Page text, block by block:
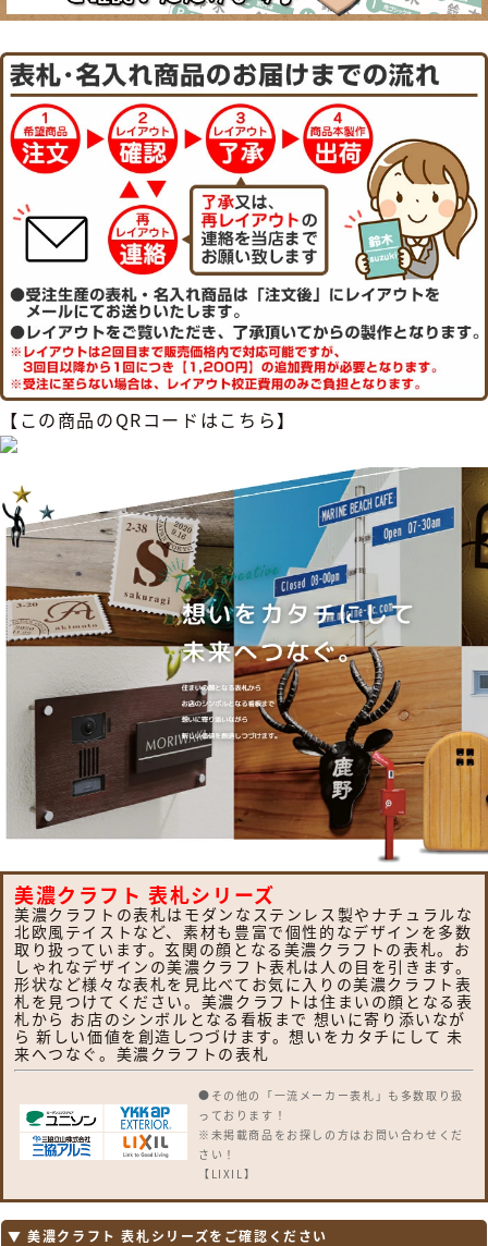
【この商品のQRコードはこちら】
美濃クラフト 表札シリーズ
美濃クラフトの表札はモダンなステンレス製やナチュラルな
北欧風テイストなど、素材も豊富で個性的なデザインを多数
取り扱っています。玄関の顔となる美濃クラフトの表札。お
しゃれなデザインの美濃クラフト表札は人の目を引きます。
形状など様々な表札を見比べてお気に入りの美濃クラフト表
札を見つけてください。美濃クラフトは住まいの顔となる表
札から お店のシンボルとなる看板まで 想いに寄り添いなが
ら 新しい価値を創造しつづけます。想いをカタチにして 未
来へつなぐ。美濃クラフトの表札
●その他の「一流メーカー表札」も多数取り扱
っております！
※未掲載商品をお探しの方はお問い合わせくだ
さい！
【LIXIL】
ン・チタンサイン・切り文字サインA・切り文
▼ 美濃クラフト 表札シリーズをご確認ください